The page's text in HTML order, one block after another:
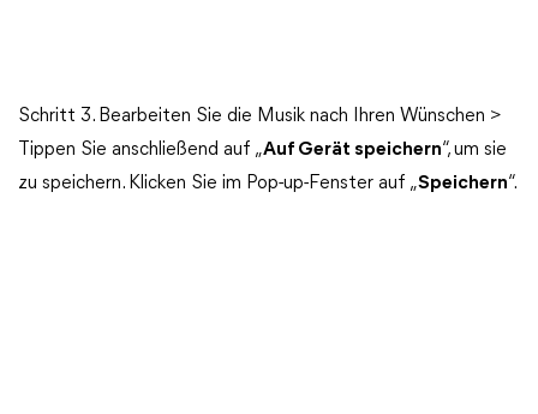
Schritt 3. Bearbeiten Sie die Musik nach Ihren Wünschen >
Tippen Sie anschließend auf „Auf Gerät speichern“, um sie
zu speichern. Klicken Sie im Pop-up-Fenster auf „Speichern“.